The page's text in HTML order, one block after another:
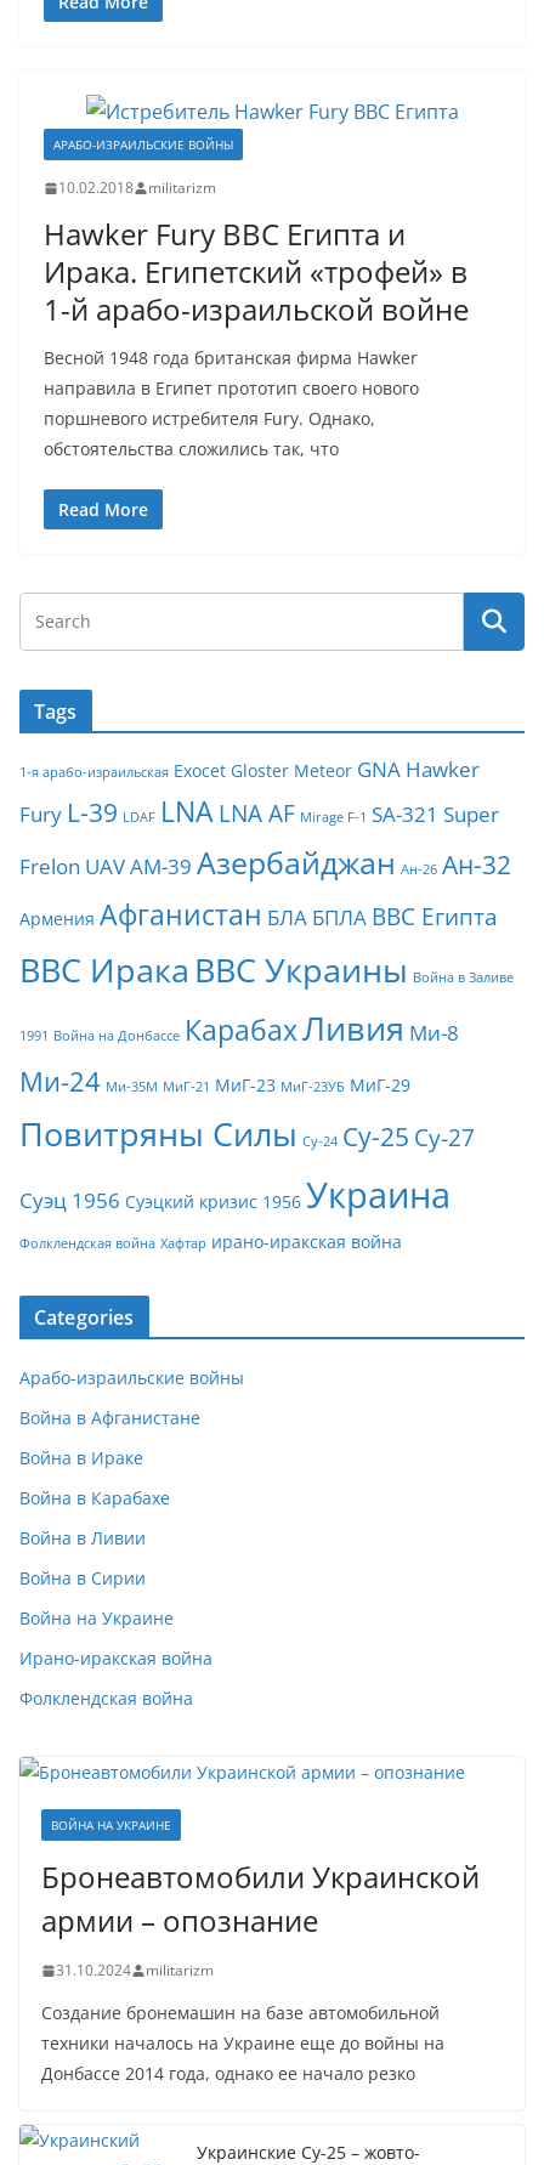
АРАБО-ИЗРАИЛЬСКИЕ ВОЙНЫ
10.02.2018 militarizm
Hawker Fury ВВС Египта и
Ирака. Египетский «трофей» в
1-й арабо-израильской войне
Весной 1948 года британская фирма Hawker
направила в Египет прототип своего нового
поршневого истребителя Fury. Однако,
обстоятельства сложились так, что
Read More
Tags
1-я арабо-израильская Exocet Gloster Meteor GNA Hawker
Fury L-39 LDAF LNA LNA AF Mirage F-1 SA-321 Super
Frelon UAVАМ-39 Азербайджан Ан-26 Ан-32
Армения Афганистан БЛА БПЛА ВВС Египта
ВВС Ирака ВВС Украины Война в Заливе
1991 Война на Донбассе КарабахЛивия Ми-8
Ми-24 Ми-35М МиГ-21 МиГ-23 МиГ-23УБ МиГ-29
Повитряны Силы Су-24 Су-25 Су-27
Суэц 1956 Суэцкий кризис 1956 Украина
Фолклендская война Хафтар ирано-иракская война
Categories
Арабо-израильские войны
Война в Афганистане
Война в Ираке
Война в Карабахе
Война в Ливии
Война в Сирии
Война на Украине
Ирано-иракская война
Фолклендская война
ВОЙНА НА УКРАИНЕ
Бронеавтомобили Украинской
армии – опознание
31.10.2024 militarizm
Создание бронемашин на базе автомобильной
техники началось на Украине еще до войны на
Донбассе 2014 года, однако ее начало резко
Украинские Су-25 – жовто-